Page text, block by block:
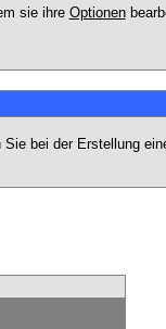
sie ihre Optionen
bei der Erstellung